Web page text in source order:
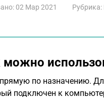
02 Мар 2021 Рубрика:
можно
по назначению.
подключен к